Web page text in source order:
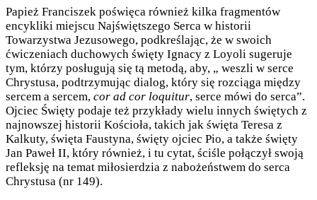
Papież Franciszek poświęca również kilka fragmentów
encykliki miejscu Najświętszego Serca w historii
Towarzystwa Jezusowego, podkreślając, że w swoich
ćwiczeniach duchowych święty Ignacy z Loyoli sugeruje
tym, którzy posługują się tą metodą, aby, „ weszli w serce
Chrystusa, podtrzymując dialog, który się rozciąga między
sercem a sercem, cor ad cor loquitur, serce mówi do serca”.
Ojciec Święty podaje też przykłady wielu innych świętych z
najnowszej historii Kościoła, takich jak święta Teresa z
Kalkuty, święta Faustyna, święty ojciec Pio, a także święty
Jan Paweł II, który również, i tu cytat, ściśle połączył swoją
refleksję na temat miłosierdzia z nabożeństwem do serca
Chrystusa (nr 149).